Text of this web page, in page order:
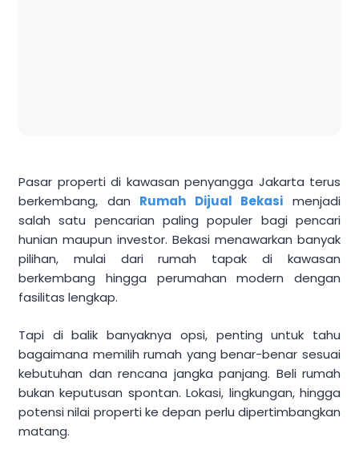
Pasar properti di kawasan penyangga Jakarta terus
berkembang, dan Rumah Dijual Bekasi menjadi
salah satu pencarian paling populer bagi pencari
hunian maupun investor. Bekasi menawarkan banyak
pilihan, mulai dari rumah tapak di kawasan
berkembang hingga perumahan modern dengan
fasilitas lengkap.
Tapi di balik banyaknya opsi, penting untuk tahu
bagaimana memilih rumah yang benar-benar sesuai
kebutuhan dan rencana jangka panjang. Beli rumah
bukan keputusan spontan. Lokasi, lingkungan, hingga
potensi nilai properti ke depan perlu dipertimbangkan
matang.